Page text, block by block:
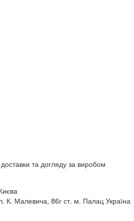
та догляду за виробом
К. Малевича, 86г ст. м. Палац Україна